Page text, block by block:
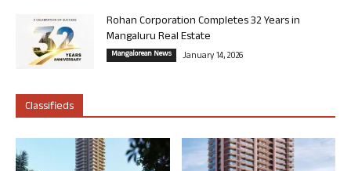
Rohan Corporation Completes 32 Years in
Mangaluru Real Estate
Mangalorean News January 14, 2026
Classifieds